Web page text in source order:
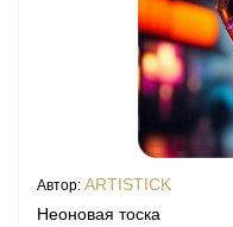
Автор: ARTISTICK
Неоновая тоска